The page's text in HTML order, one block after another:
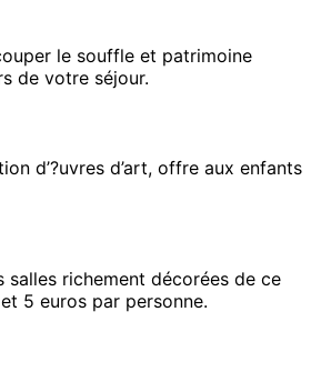
le souffle et patrimoine
de votre séjour.
d’?uvres d’art, offre aux enfants
richement décorées de ce
5 euros par personne.